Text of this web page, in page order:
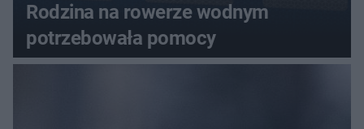
Rodzina na rowerze wodnym
potrzebowała pomocy